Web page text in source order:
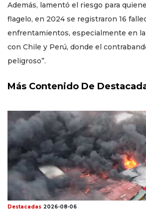
Además, lamentó el riesgo para
flagelo, en 2024 se registraron 16
enfrentamientos, especialmente en
con Chile y Perú, donde el
peligroso”.
Más Contenido De
Destacadas 2026-08-06